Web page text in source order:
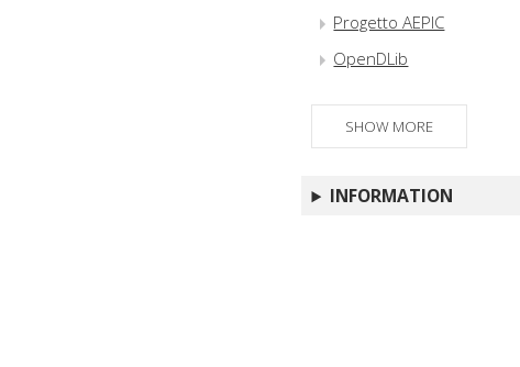
Progetto AEPIC
OpenDLib
SHOW MORE
INFORMATION